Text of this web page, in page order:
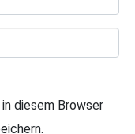
diesem Browser